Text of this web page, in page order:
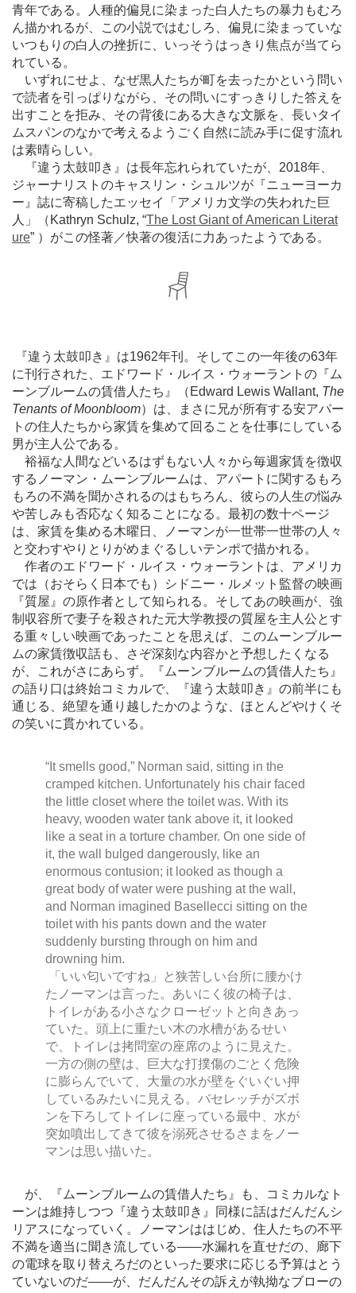
青年である。人種的偏見に染まった白人たちの暴力もむろ
ん描かれるが、この小説ではむしろ、偏見に染まっていな
いつもりの白人の挫折に、いっそうはっきり焦点が当てら
れている。
いずれにせよ、なぜ黒人たちが町を去ったかという問い
で読者を引っぱりながら、その問いにすっきりした答えを
出すことを拒み、その背後にある大きな文脈を、長いタイ
ムスパンのなかで考えるようごく自然に読み手に促す流れ
は素晴らしい。
『違う太鼓叩き』は長年忘れられていたが、2018年、
ジャーナリストのキャスリン・シュルツが『ニューヨーカ
ー』誌に寄稿したエッセイ「アメリカ文学の失われた巨
人」（Kathryn Schulz, “The Lost Giant of American Literat
ure” ）がこの怪著／快著の復活に力あったようである。
『違う太鼓叩き』は1962年刊。そしてこの一年後の63年
に刊行された、エドワード・ルイス・ウォーラントの『ム
ーンブルームの賃借人たち』（Edward Lewis Wallant, The
Tenants of Moonbloom）は、まさに兄が所有する安アパー
トの住人たちから家賃を集めて回ることを仕事にしている
男が主人公である。
裕福な人間などいるはずもない人々から毎週家賃を徴収
するノーマン・ムーンブルームは、アパートに関するもろ
もろの不満を聞かされるのはもちろん、彼らの人生の悩み
や苦しみも否応なく知ることになる。最初の数十ページ
は、家賃を集める木曜日、ノーマンが一世帯一世帯の人々
と交わすやりとりがめまぐるしいテンポで描かれる。
作者のエドワード・ルイス・ウォーラントは、アメリカ
では（おそらく日本でも）シドニー・ルメット監督の映画
『質屋』の原作者として知られる。そしてあの映画が、強
制収容所で妻子を殺された元大学教授の質屋を主人公とす
る重々しい映画であったことを思えば、このムーンブルー
ムの家賃徴収話も、さぞ深刻な内容かと予想したくなる
が、これがさにあらず。『ムーンブルームの賃借人たち』
の語り口は終始コミカルで、『違う太鼓叩き』の前半にも
通じる、絶望を通り越したかのような、ほとんどやけくそ
の笑いに貫かれている。
“It smells good,” Norman said, sitting in the
cramped kitchen. Unfortunately his chair faced
the little closet where the toilet was. With its
heavy, wooden water tank above it, it looked
like a seat in a torture chamber. On one side of
it, the wall bulged dangerously, like an
enormous contusion; it looked as though a
great body of water were pushing at the wall,
and Norman imagined Basellecci sitting on the
toilet with his pants down and the water
suddenly bursting through on him and
drowning him.
「いい匂いですね」と狭苦しい台所に腰かけ
たノーマンは言った。あいにく彼の椅子は、
トイレがある小さなクローゼットと向きあっ
ていた。頭上に重たい木の水槽があるせい
で、トイレは拷問室の座席のように見えた。
一方の側の壁は、巨大な打撲傷のごとく危険
に膨らんでいて、大量の水が壁をぐいぐい押
しているみたいに見える。バセレッチがズボ
ンを下ろしてトイレに座っている最中、水が
突如噴出してきて彼を溺死させるさまをノー
マンは思い描いた。
が、『ムーンブルームの賃借人たち』も、コミカルなト
ーンは維持しつつ『違う太鼓叩き』同様に話はだんだんシ
リアスになっていく。ノーマンははじめ、住人たちの不平
不満を適当に聞き流している――水漏れを直せだの、廊下
の電球を取り替えろだのといった要求に応じる予算はとう
ていないのだ――が、だんだんその訴えが執拗なブローの